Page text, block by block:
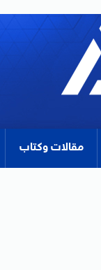
مقالات وكتاب